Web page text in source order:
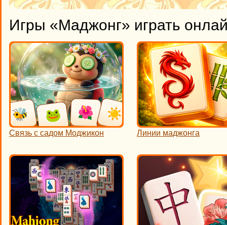
Игры «Маджонг» играть
Связь с садом Моджикон Линии маджонга